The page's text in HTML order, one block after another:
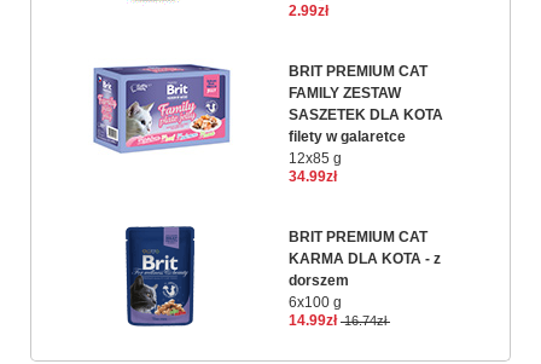
2.99zł
BRIT PREMIUM CAT
FAMILY ZESTAW
SASZETEK DLA KOTA
filety w galaretce
12x85 g
34.99zł
BRIT PREMIUM CAT
KARMA DLA KOTA - z
dorszem
6x100 g
14.99zł 16.74zł